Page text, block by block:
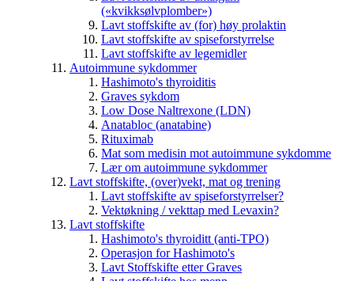
(«kvikksølvplomber»)
Lavt stoffskifte av (for) høy prolaktin
Lavt stoffskifte av spiseforstyrrelse
Lavt stoffskifte av legemidler
Autoimmune sykdommer
Hashimoto's thyroiditis
Graves sykdom
Low Dose Naltrexone (LDN)
Anatabloc (anatabine)
Rituximab
Mat som medisin mot autoimmune sykdomme
Lær om autoimmune sykdommer
Lavt stoffskifte, (over)vekt, mat og trening
Lavt stoffskifte av spiseforstyrrelser?
Vektøkning / vekttap med Levaxin?
Lavt stoffskifte
Hashimoto's thyroiditt (anti-TPO)
Operasjon for Hashimoto's
Lavt Stoffskifte etter Graves